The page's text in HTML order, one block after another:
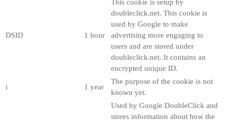
DSID 1 hour
This cookie is setup by
doubleclick.net. This cookie is
used by Google to make
advertising more engaging to
users and are stored under
doubleclick.net. It contains an
encrypted unique ID.
i 1 year
The purpose of the cookie is not
known yet.
Used by Google DoubleClick and
stores information about how the